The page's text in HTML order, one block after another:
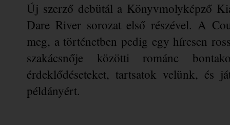
Új szerző debütál a Könyvmolyképző
Dare River sorozat első részével. A
meg, a történetben pedig egy híresen
szakácsnője közötti románc
érdeklődéseteket, tartsatok velünk, és
példányért.